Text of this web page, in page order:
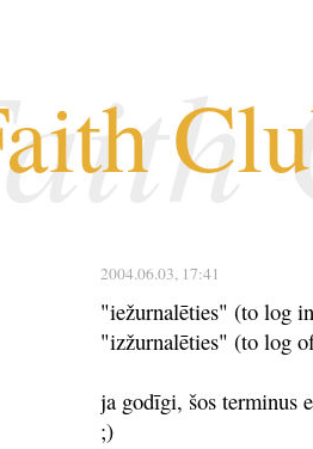
2004.06.03, 17:41
"iežurnalēties" (to log
"izžurnalēties" (to log
ja godīgi, šos terminus
;)